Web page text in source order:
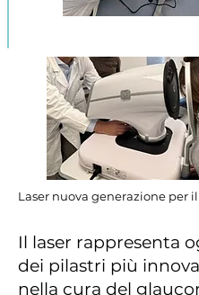
Laser nuova generazione per
Il laser rappresenta
dei pilastri più
nella cura del